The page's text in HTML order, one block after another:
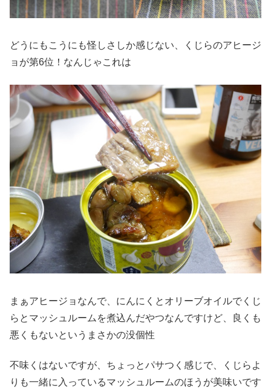
どうにもこうにも怪しさしか感じない、くじらのアヒージ
ョが第6位！なんじゃこれは
まぁアヒージョなんで、にんにくとオリーブオイルでくじ
らとマッシュルームを煮込んだやつなんですけど、良くも
悪くもないというまさかの没個性
不味くはないですが、ちょっとパサつく感じで、くじらよ
りも一緒に入っているマッシュルームのほうが美味いです